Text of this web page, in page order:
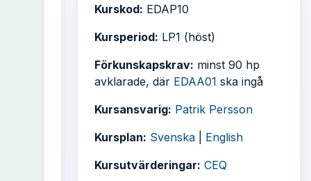
Kurskod: EDAP10
Kursperiod: LP1 (höst)
Förkunskapskrav: minst 90 hp
avklarade, där EDAA01 ska ingå
Kursansvarig: Patrik Persson
Kursplan: Svenska
English
Kursutvärderingar: CEQ